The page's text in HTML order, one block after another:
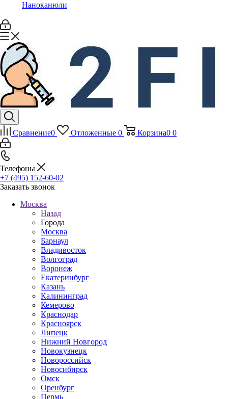
Наноканюли
Сравнение0 Отложенные 0 Корзина0 0
Телефоны
+7 (495) 152-60-02
Заказать звонок
Москва
Назад
Города
Москва
Барнаул
Владивосток
Волгоград
Воронеж
Екатеринбург
Казань
Калининград
Кемерово
Краснодар
Красноярск
Липецк
Нижний Новгород
Новокузнецк
Новороссийск
Новосибирск
Омск
Оренбург
Пермь